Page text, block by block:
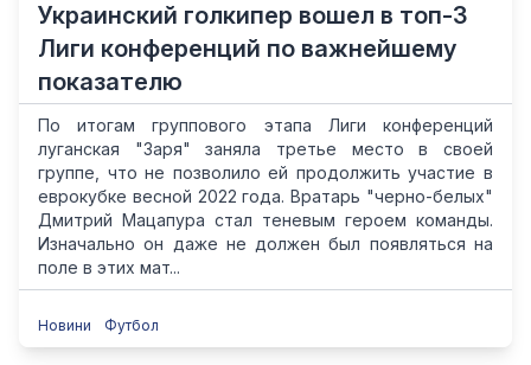
Украинский голкипер вошел в топ-3
Лиги конференций по важнейшему
показателю
По итогам группового этапа Лиги конференций
луганская "Заря" заняла третье место в своей
группе, что не позволило ей продолжить участие в
еврокубке весной 2022 года. Вратарь "черно-белых"
Дмитрий Мацапура стал теневым героем команды.
Изначально он даже не должен был появляться на
поле в этих мат...
Новини Футбол